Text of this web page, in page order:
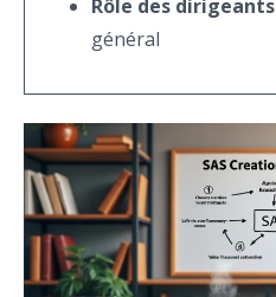
Rôle des dirigeants
général